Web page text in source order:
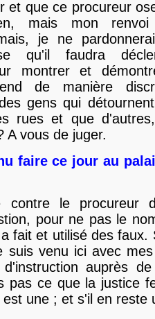
et que ce procureur
mais mon
je ne
qu'il faudra
montrer et
de manière
gens qui
rues et que
A vous de juger.
faire ce jour au
contre le procureur
pour ne pas le
fait et utilisé des faux.
suis venu ici avec
auprès
pas ce que la justice
une ; et s'il en reste